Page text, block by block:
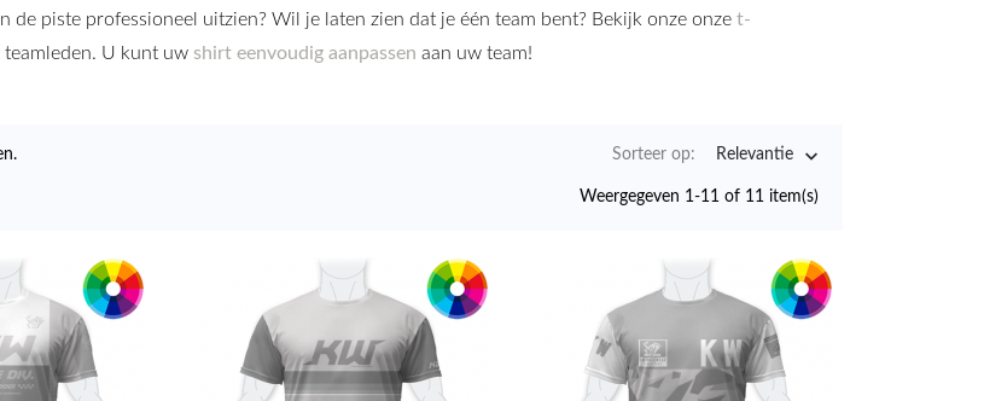
de piste professioneel uitzien? Wil je laten zien dat je één team bent? Bekijk onze onze t-
teamleden. U kunt uw shirt eenvoudig aanpassen aan uw team!
Sorteer op: Relevantie 
Weergegeven 1-11 of 11 item(s)